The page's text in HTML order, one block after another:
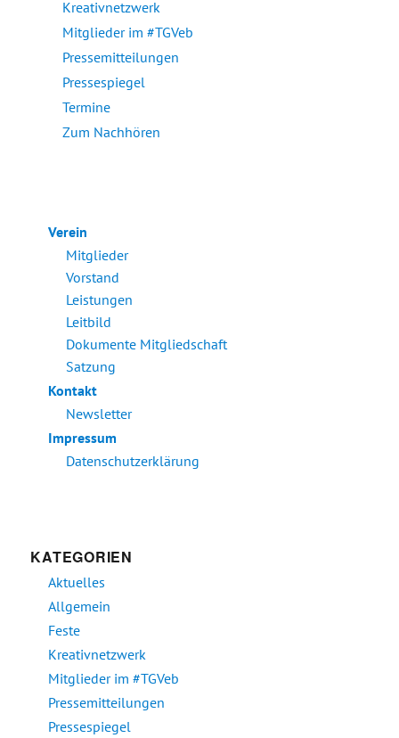
Kreativnetzwerk
Mitglieder im #TGVeb
Pressemitteilungen
Pressespiegel
Termine
Zum Nachhören
Verein
Mitglieder
Vorstand
Leistungen
Leitbild
Dokumente Mitgliedschaft
Satzung
Kontakt
Newsletter
Impressum
Datenschutzerklärung
KATEGORIEN
Aktuelles
Allgemein
Feste
Kreativnetzwerk
Mitglieder im #TGVeb
Pressemitteilungen
Pressespiegel